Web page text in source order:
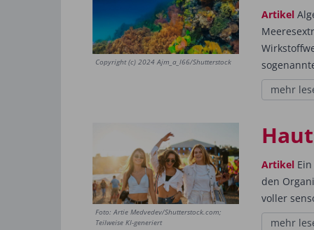
Copyright (c) 2024 Ajm_a_l66/Shutterstock
Artikel
mehr
Foto: Artie Medvedev/Shutterstock.com;
Teilweise KI-generiert
Artikel
den
voller
mehr